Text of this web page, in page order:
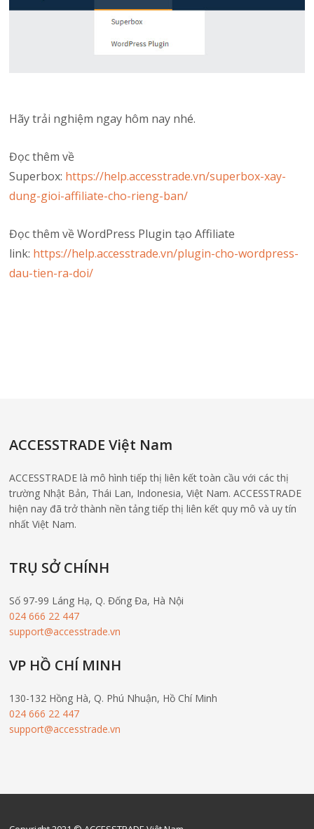
Hãy trải nghiệm ngay hôm nay nhé.
Đọc thêm về
Superbox: https://help.accesstrade.vn/superbox-xay-
dung-gioi-affiliate-cho-rieng-ban/
Đọc thêm về WordPress Plugin tạo Affiliate
link: https://help.accesstrade.vn/plugin-cho-wordpress-
dau-tien-ra-doi/
ACCESSTRADE Việt Nam
ACCESSTRADE là mô hình tiếp thị liên kết toàn cầu với các thị
trường Nhật Bản, Thái Lan, Indonesia, Việt Nam. ACCESSTRADE
hiện nay đã trở thành nền tảng tiếp thị liên kết quy mô và uy tín
nhất Việt Nam.
TRỤ SỞ CHÍNH
Số 97-99 Láng Hạ, Q. Đống Đa, Hà Nội
024 666 22 447
support@accesstrade.vn
VP HỒ CHÍ MINH
130-132 Hồng Hà, Q. Phú Nhuận, Hồ Chí Minh
024 666 22 447
support@accesstrade.vn